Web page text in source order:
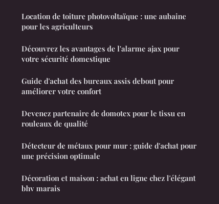
Location de toiture photovoltaïque : une aubaine
pour les agriculteurs
Découvrez les avantages de l'alarme ajax pour
votre sécurité domestique
Guide d'achat des bureaux assis debout pour
améliorer votre confort
Devenez partenaire de domotex pour le tissu en
rouleaux de qualité
Détecteur de métaux pour mur : guide d'achat pour
une précision optimale
Décoration et maison : achat en ligne chez l'élégant
bhv marais